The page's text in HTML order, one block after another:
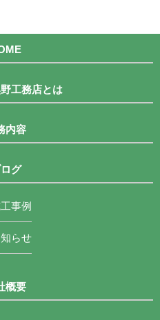
工務店とは
内容
グ
事例
らせ
概要